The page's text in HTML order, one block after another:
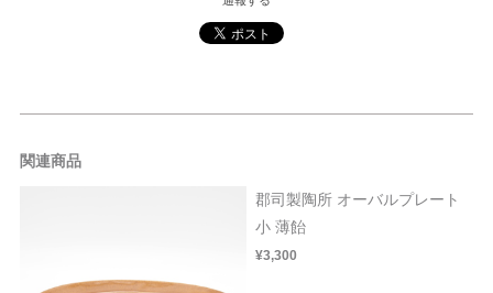
関連商品
郡司製陶所 オーバルプレート
小 薄飴
¥3,300